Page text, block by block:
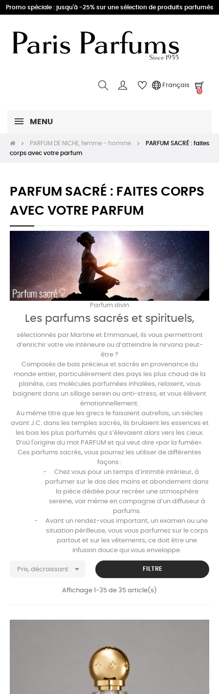
Promo spéciale : jusqu'à -25% sur une sélection de produits parfumés
Français
0
MENU
PARFUM DE NICHE, femme - homme
PARFUM SACRÉ : faites
corps avec votre parfum
PARFUM SACRÉ : FAITES CORPS
AVEC VOTRE PARFUM
Parfum divin
Les parfums sacrés et spirituels,
sélectionnés par Martine et Emmanuel, ils vous permettront
d’enrichir votre vie intérieure ou d’atteindre le nirvana peut-
être ?
Composés de bois précieux et sacrés en provenance du
monde entier, particulièrement des pays les plus chaud de la
planète, ces molécules parfumées inhalées, relaxent, vous
baignent dans un sillage serein ou anti-stress, et vous élèvent
émotionnellement.
Au même titre que les grecs le faisaient autrefois, un siècles
avant J.C. dans les temples sacrés, ils brulaient les essences et
les bois les plus parfumés qui s’élevaient alors vers les cieux.
D’où l'origine du mot PARFUM et qui veut dire «par la fumée».
Ces parfums sacrés, vous pourrez les utiliser de différentes
façons :
-
Chez vous pour un temps d’intimité intérieur, à
parfumer sur le dos des mains et abondement dans
la pièce dédiée pour recréer une atmosphère
sereine, voir même en compagnie d’un diffuseur à
parfums.
-
Avant un rendez-vous important, un examen ou une
situation périlleuse, vous vous parfumez sur le corps
partout et sur les vêtements, ce doit être une
infusion douce qui vous enveloppe.
Prix, décroissant  FILTRE
Affichage 1-35 de 35 article(s)